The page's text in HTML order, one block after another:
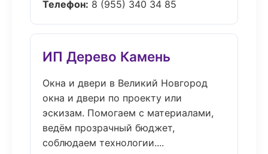
Телефон: 8 (955) 340 34 85
ИП Дерево Камень
Окна и двери в Великий Новгород
окна и двери по проекту или
эскизам. Помогаем с материалами,
ведём прозрачный бюджет,
соблюдаем технологии....